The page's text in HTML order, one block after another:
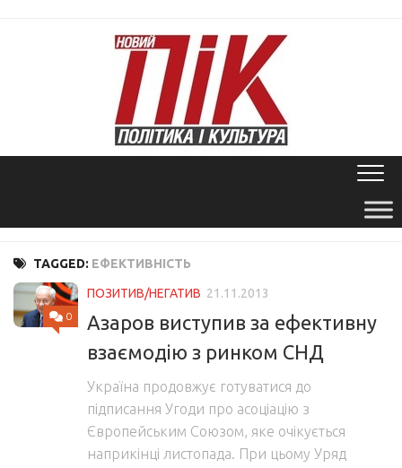
TAGGED: ЕФЕКТИВНІСТЬ
0
ПОЗИТИВ/НЕГАТИВ 21.11.2013
Азаров виступив за ефективну
взаємодію з ринком СНД
Україна продовжує готуватися до
підписання Угоди про асоціацію з
Європейським Союзом, яке очікується
наприкінці листопада. При цьому Уряд